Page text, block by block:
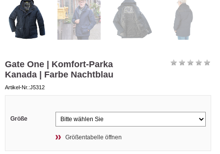
Gate One | Komfort-Parka
Kanada | Farbe Nachtblau
Artikel-Nr.:J5312
Größe
Größentabelle öffnen